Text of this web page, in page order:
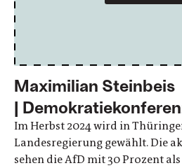
Maximilian Steinbeis
|
Im Herbst 2024 wird in
Landesregierung gewählt. Die
sehen die AfD mit 30 Prozent